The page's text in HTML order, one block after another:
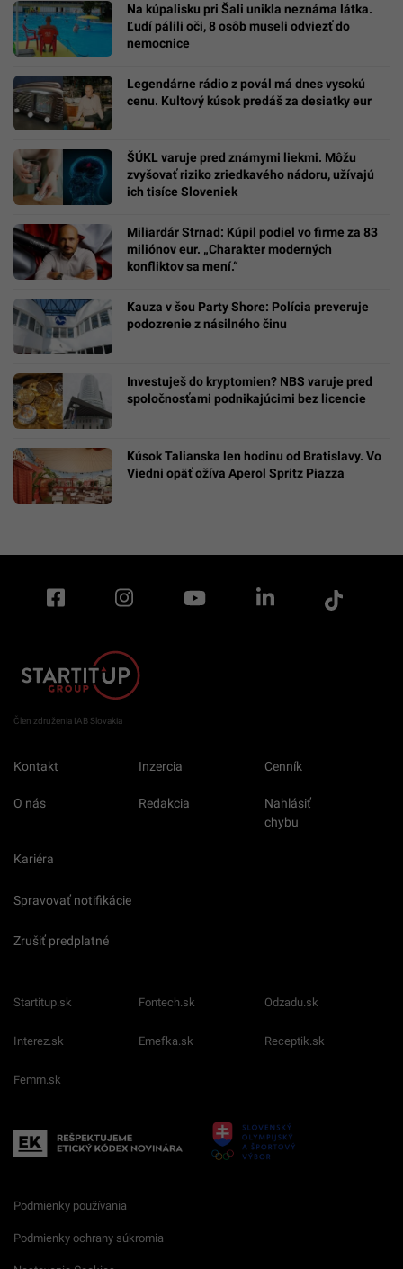
Na kúpalisku pri Šali unikla neznáma látka.
Ľudí pálili oči, 8 osôb museli odviezť do
nemocnice
Legendárne rádio z povál má dnes vysokú
cenu. Kultový kúsok predáš za desiatky eur
ŠÚKL varuje pred známymi liekmi. Môžu
zvyšovať riziko zriedkavého nádoru, užívajú
ich tisíce Sloveniek
Miliardár Strnad: Kúpil podiel vo firme za 83
miliónov eur. „Charakter moderných
konfliktov sa mení.“
Kauza v šou Party Shore: Polícia preveruje
podozrenie z násilného činu
Investuješ do kryptomien? NBS varuje pred
spoločnosťami podnikajúcimi bez licencie
Kúsok Talianska len hodinu od Bratislavy. Vo
Viedni opäť ožíva Aperol Spritz Piazza
Člen združenia IAB Slovakia
Kontakt Inzercia Cenník
O nás Redakcia
Nahlásiť
chybu
Kariéra
Spravovať notifikácie
Zrušiť predplatné
Startitup.sk Fontech.sk Odzadu.sk
Interez.sk Emefka.sk Receptik.sk
Femm.sk
Podmienky používania
Podmienky ochrany súkromia